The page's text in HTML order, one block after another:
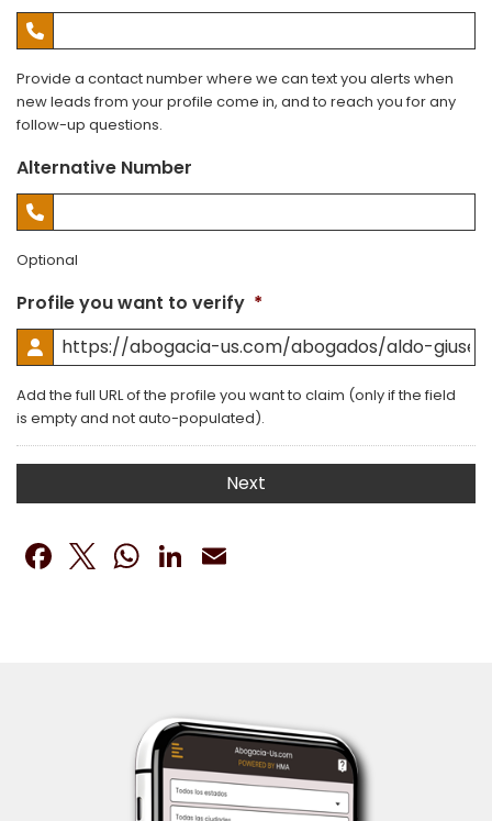
Provide a contact number where we can text you alerts when
new leads from your profile come in, and to reach you for any
follow-up questions.
Alternative Number
Optional
Profile you want to verify *
Add the full URL of the profile you want to claim (only if the field
is empty and not auto-populated).
Facebook
Twitter
WhatsApp
LinkedIn